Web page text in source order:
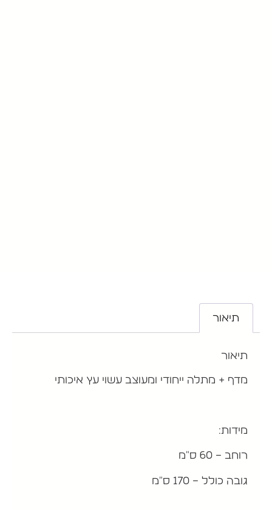
תיאור
תיאור
מדף + מתלה ייחודי ומעוצב עשוי עץ איכותי
מידות:
רוחב – 60 ס"מ
גובה כולל – 170 ס"מ